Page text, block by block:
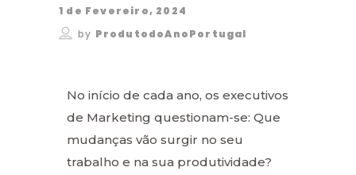
1 de Fevereiro, 2024
by ProdutodoAnoPortugal
No início de cada ano, os executivos
de Marketing questionam-se: Que
mudanças vão surgir no seu
trabalho e na sua produtividade?